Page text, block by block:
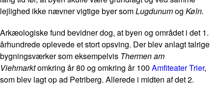
lejlighed ikke nævner vigtige byer somLugdunumog Køln.
Arkæologiske fund bevidner dog, at byen og området i det 1.
århundrede oplevede et stort opsving. Der blev anlagt talrige
bygningsværker som eksempelvis Thermen am
Viehmarktomkring år 80 og omkring år 100 Amfiteater Trier,
som blev lagt op ad Petriberg. Allerede i midten af det 2.